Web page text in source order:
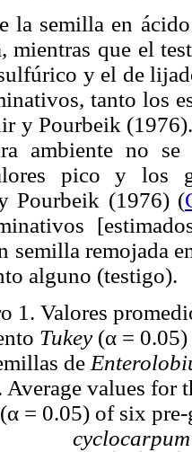
la semilla en
mientras que el
y el de
tanto los
y Pourbeik
ambiente no
pico y los
Pourbeik (1976) (
semilla remojada
alguno (testigo).
1. Valores
Tukey (α = 0.05)
de
Average values for
= 0.05) of six
cyclocarpum